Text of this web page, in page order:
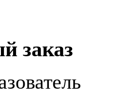
заказ